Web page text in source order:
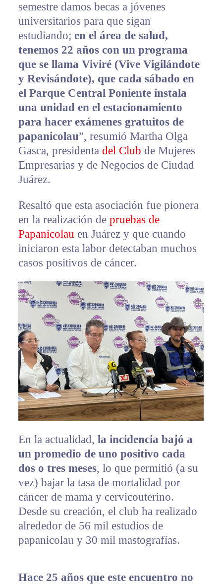
semestre damos becas a jóvenes
universitarios para que sigan
estudiando; en el área de salud,
tenemos 22 años con un programa
que se llama Viviré (Vive Vigilándote
y Revisándote), que cada sábado en
el Parque Central Poniente instala
una unidad en el estacionamiento
para hacer exámenes gratuitos de
papanicolau”, resumió Martha Olga
Gasca, presidenta del Club de Mujeres
Empresarias y de Negocios de Ciudad
Juárez.
Resaltó que esta asociación fue pionera
en la realización de pruebas de
Papanicolau en Juárez y que cuando
iniciaron esta labor detectaban muchos
casos positivos de cáncer.
En la actualidad, la incidencia bajó a
un promedio de uno positivo cada
dos o tres meses, lo que permitió (a su
vez) bajar la tasa de mortalidad por
cáncer de mama y cervicouterino.
Desde su creación, el club ha realizado
alrededor de 56 mil estudios de
papanicolau y 30 mil mastografías.
Hace 25 años que este encuentro no